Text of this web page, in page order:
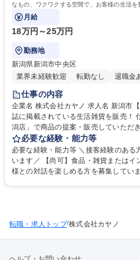
なもの、ワクワクする空間で、お客様の生活を
月給
18万円～25万円
勤務地
新潟県新潟市中央区
業界未経験歓迎
転勤なし 退職金
仕事の内容
企業名 株式会社カヤノ 求人名 新潟市【販売スタッフ】ライフスタイル雑
誌に掲載されている生活雑貨を販売！ 仕事の内容 「クロワッサンの店 新
潟店」で商品の提案・販売していただ
ワクワクする空間で、お客様の生活を
す。 【扱う商品】生活雑貨・食品さらに生花・植物・木の小物販売 【ク
ロワッサンの店とは？】雑誌「クロワ
着を持てる、そして中身のある商品を
必要な経験・能力等
必要な経験・能力等 ＼接客経験のある
います／ 【尚可】食品・雑貨または
様との対話を楽しめる方を募集しています♪ 【お店のイメージ】
どの商品を展開しています。 学歴・資格 学歴：大学 短大 語学力： 資格：
転職・求人トップ/株式会社カヤノ